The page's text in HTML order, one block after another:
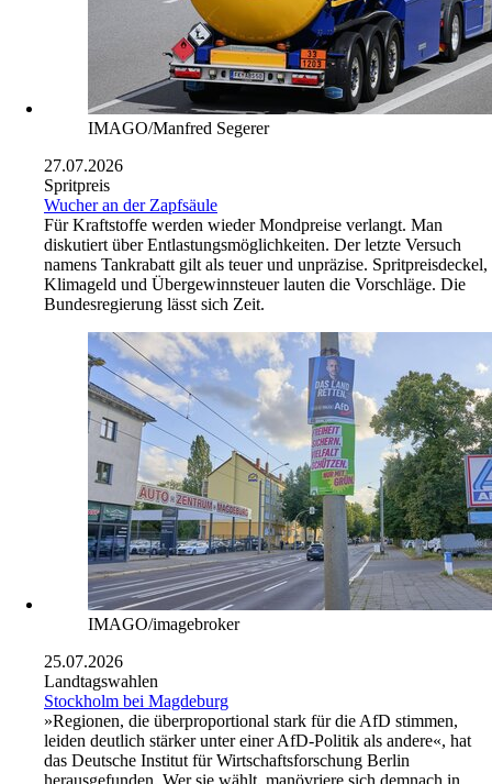
IMAGO/Manfred Segerer
27.07.2026
Spritpreis
Wucher an der Zapfsäule
Für Kraftstoffe werden wieder Mondpreise verlangt. Man
diskutiert über Entlastungsmöglichkeiten. Der letzte Versuch
namens Tankrabatt gilt als teuer und unpräzise. Spritpreisdeckel,
Klimageld und Übergewinnsteuer lauten die Vorschläge. Die
Bundesregierung lässt sich Zeit.
IMAGO/imagebroker
25.07.2026
Landtagswahlen
Stockholm bei Magdeburg
»Regionen, die überproportional stark für die AfD stimmen,
leiden deutlich stärker unter einer AfD-Politik als andere«, hat
das Deutsche Institut für Wirtschaftsforschung Berlin
herausgefunden. Wer sie wählt, manövriere sich demnach in